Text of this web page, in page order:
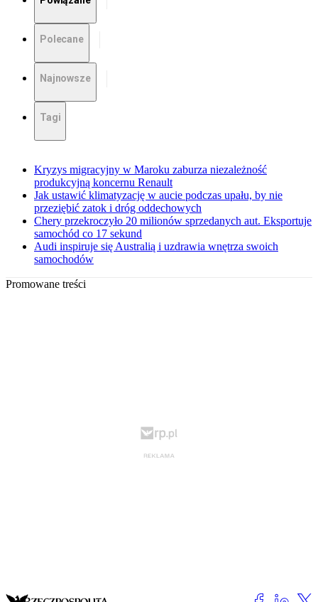
Polecane
Najnowsze
Tagi
Kryzys migracyjny w Maroku zaburza niezależność
produkcyjną koncernu Renault
Jak ustawić klimatyzację w aucie podczas upału, by nie
przeziębić zatok i dróg oddechowych
Chery przekroczyło 20 milionów sprzedanych aut. Eksportuje
samochód co 17 sekund
Audi inspiruje się Australią i uzdrawia wnętrza swoich
samochodów
Promowane treści